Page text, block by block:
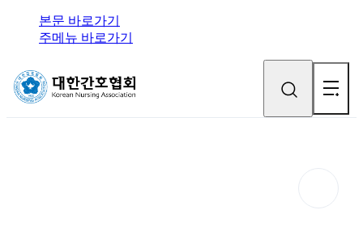
본문 바로가기
주메뉴 바로가기